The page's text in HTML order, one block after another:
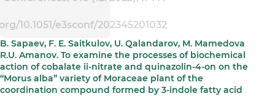
10.1051/e3sconf/202345201032
B. Sapaev, F. E. Saitkulov, U. Qalandarov, M. Mamedova
R.U. Amanov. To examine the processes of biochemical
action of cobalate ii-nitrate and quinazolin-4-on on the
“Morus alba” variety of Moraceae plant of the
coordination compound formed by 3-indole fatty acid